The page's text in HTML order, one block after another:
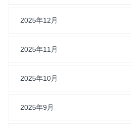
2025年12月
2025年11月
2025年10月
2025年9月